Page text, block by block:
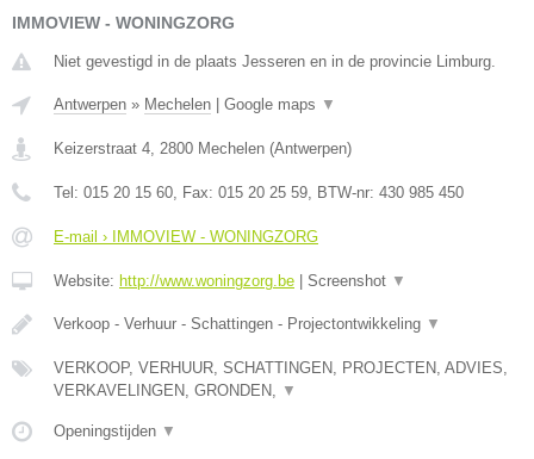
IMMOVIEW - WONINGZORG
Niet gevestigd in de plaats Jesseren en in de provincie Limburg.
Antwerpen » Mechelen Google maps ▼
Keizerstraat 4 2800 Mechelen (Antwerpen)
Tel: 015 20 15 60 , Fax: 015 20 25 59 , BTW-nr: 430 985 450
E-mail › IMMOVIEW - WONINGZORG
Website: http://www.woningzorg.be Screenshot ▼
Verkoop - Verhuur - Schattingen - Projectontwikkeling ▼
VERKOOP, VERHUUR, SCHATTINGEN, PROJECTEN, ADVIES,
VERKAVELINGEN, GRONDEN,
▼
Openingstijden ▼